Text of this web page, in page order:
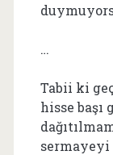
…
Tabii ki
hisse başı
sermayeyi